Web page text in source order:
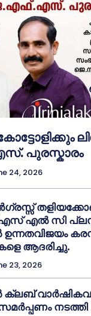
പുരസ്കാരം
24, 2026
എസ് എൽ സി
ഉന്നതവിജയം
ആദരിച്ചു.
23, 2026
ക്ലബ്
നടത്തി